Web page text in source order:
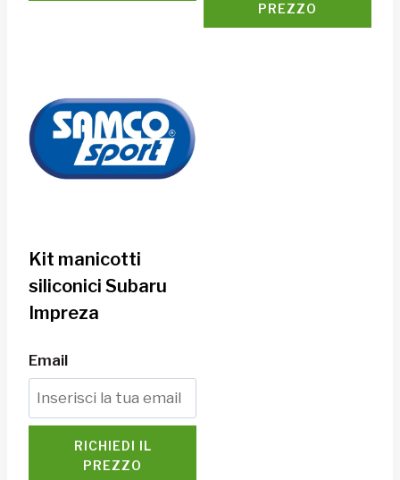
PREZZO
Kit manicotti
siliconici Subaru
Impreza
Email
RICHIEDI IL
PREZZO